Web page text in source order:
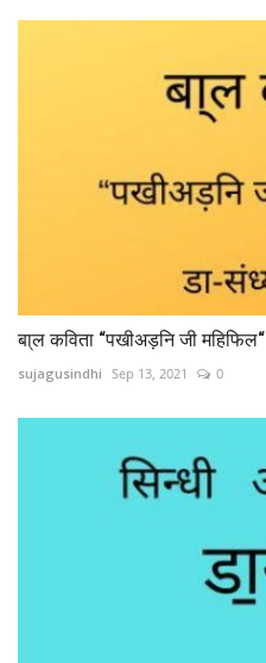
बा्ल कविता “पखीअड़नि जी महिफिल“
sujagusindhi Sep 13, 2021 0